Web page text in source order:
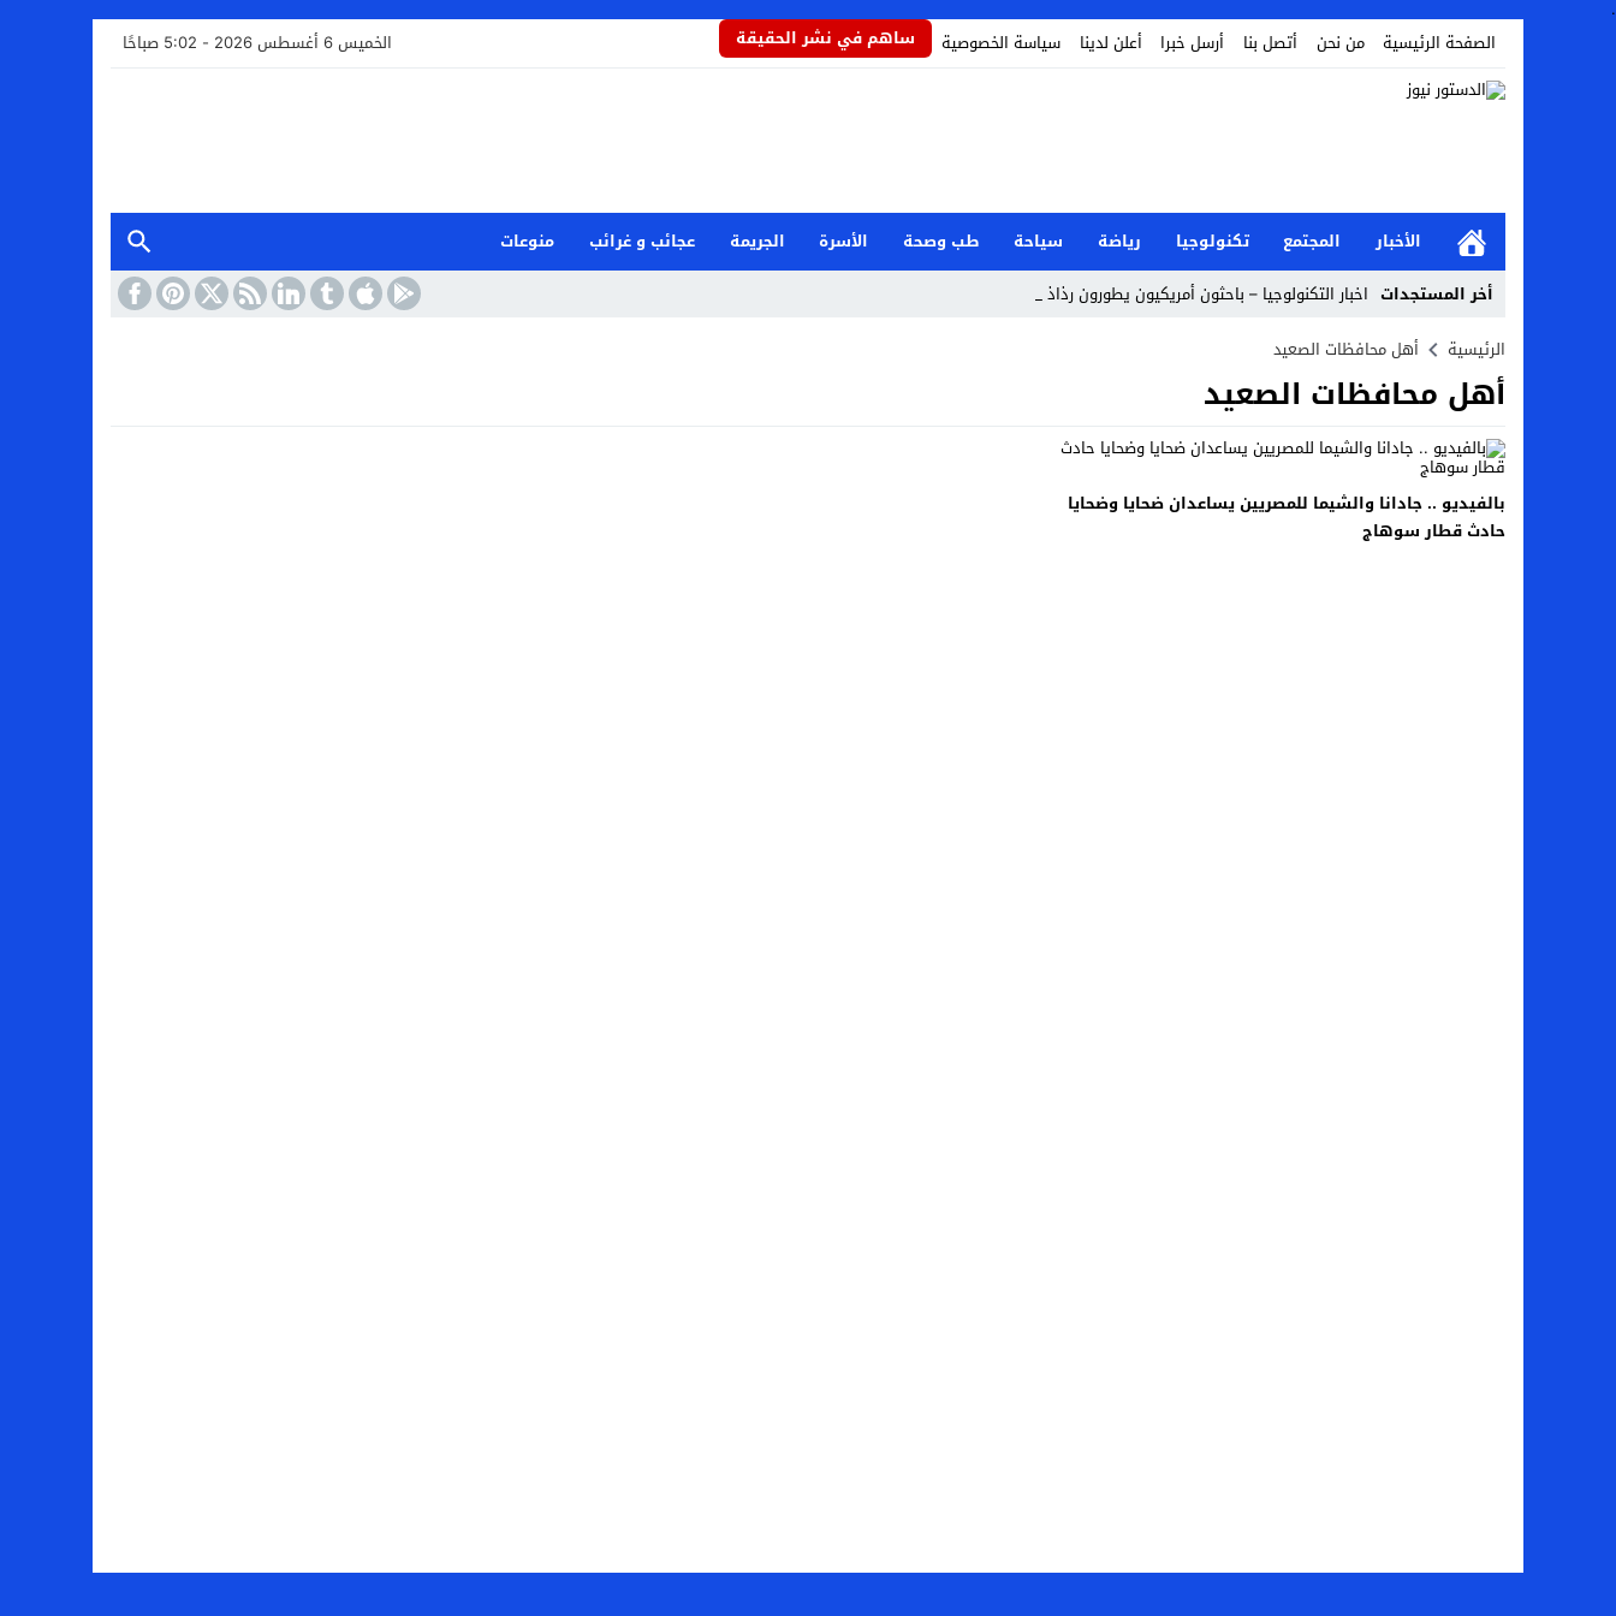
.
الصفحة الرئيسية
من نحن أتصل بنا أرسل خبرا أعلن لدينا سياسة الخصوصية ساهم في نشر الحقيقة الخميس 6 أغسطس 2026 - 5:02 صباحًا
الأخبار المجتمع تكنولوجيا رياضة سياحة طب وصحة الأسرة الجريمة عجائب و غرائب
منوعات
أخر المستجدات اخبار التكنولوجيا – باحثون أمريكيون يطورون رذاذاً _
Stop
Previous
Next
الرئيسية أهل محافظات الصعيد
أهل محافظات الصعيد
بالفيديو .. جادانا والشيما للمصريين يساعدان ضحايا وضحايا
حادث قطار سوهاج